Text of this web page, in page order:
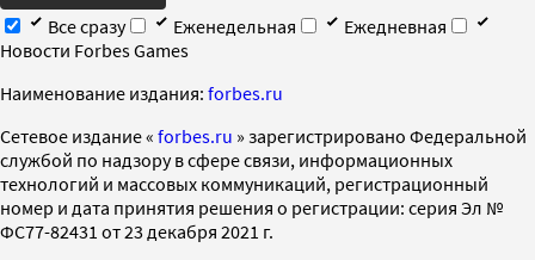
Все сразу
Еженедельная
Ежедневная
Новости Forbes Games
Наименование издания: forbes.ru
Cетевое издание « forbes.ru » зарегистрировано Федеральной
службой по надзору в сфере связи, информационных
технологий и массовых коммуникаций, регистрационный
номер и дата принятия решения о регистрации: серия Эл №
ФС77-82431 от 23 декабря 2021 г.